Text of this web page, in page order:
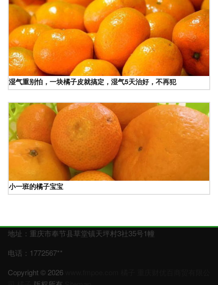
湿气重别怕，一块橘子皮就搞定，湿气5天治好，不再犯
小一班的橘子宝宝
地址：重庆市奉节县草堂镇天坪村3社35号1幢
电话：1772567**
Copyright © 2026